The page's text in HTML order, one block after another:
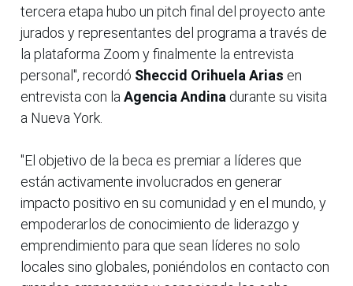
tercera etapa hubo un pitch final del proyecto ante
jurados y representantes del programa a través de
la plataforma Zoom y finalmente la entrevista
personal", recordó Sheccid Orihuela Arias en
entrevista con la Agencia Andina durante su visita
a Nueva York.
"El objetivo de la beca es premiar a líderes que
están activamente involucrados en generar
impacto positivo en su comunidad y en el mundo, y
empoderarlos de conocimiento de liderazgo y
emprendimiento para que sean líderes no solo
locales sino globales, poniéndolos en contacto con